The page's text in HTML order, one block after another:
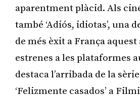
aparentment plàcid. Als
també ‘Adiós, idiotas’, una
de més èxit a França aquest
estrenes a les plataformes
destaca l’arribada de la
‘Felizmente casados’ a